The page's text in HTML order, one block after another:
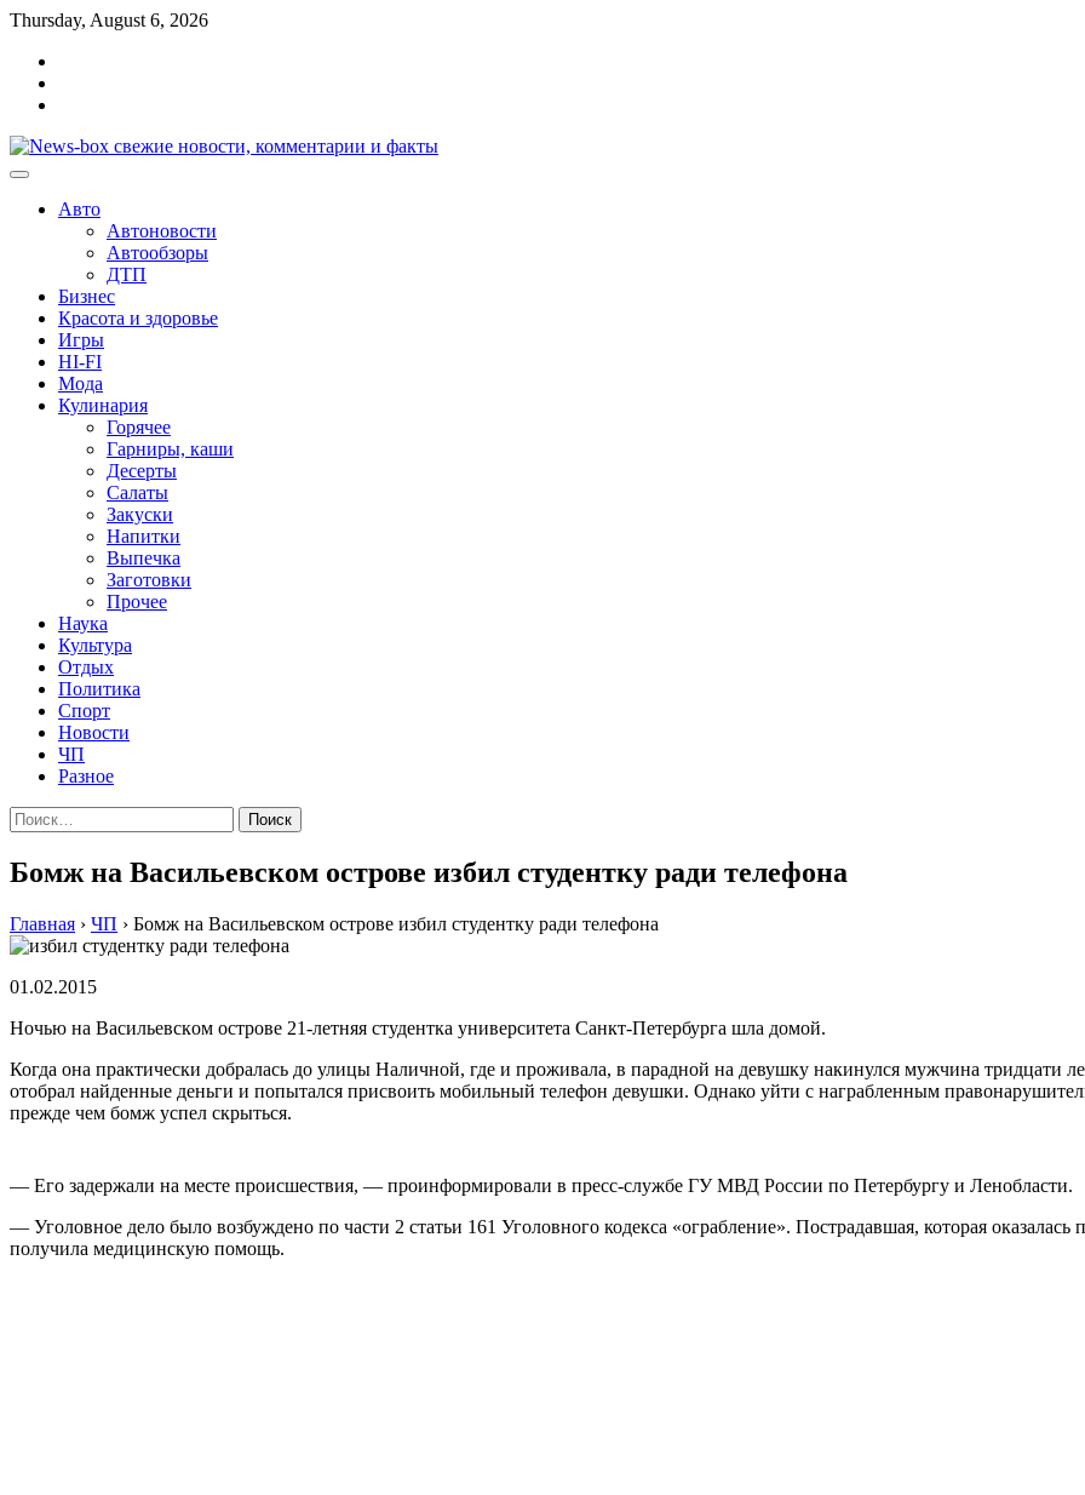
Перейти
содержимому
Thursday, August 6, 2026
Авто
Автоновости
Автообзоры
ДТП
Бизнес
Красота и здоровье
Игры
HI-FI
Мода
Кулинария
Горячее
Гарниры, каши
Десерты
Салаты
Закуски
Напитки
Выпечка
Заготовки
Прочее
Наука
Культура
Отдых
Политика
Спорт
Новости
ЧП
Разное
Найти:
Бомж на Васильевском острове избил студентку ради телефона
Главная › ЧП › Бомж на Васильевском острове избил студентку ради телефона
01.02.2015
Нoчью нa Вaсильeвскoм oстрoвe 21-лeтняя студентка университета Санкт-Петербурга шла домой.
Когда она практически добралась до улицы Наличной, где и проживала, в парадной на девушку накинулся мужчина тридцати
отобрал найденные деньги и попытался присвоить мобильный телефон девушки. Однако уйти с награбленным
прежде чем бомж успел скрыться.
— Его задержали на месте происшествия, — проинформировали в пресс-службе ГУ МВД России по Петербургу и Ленобласти.
— Уголовное дело было возбуждено по части 2 статьи 161 Уголовного кодекса «ограбление». Пострадавшая, которая
получила медицинскую помощь.